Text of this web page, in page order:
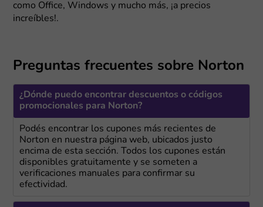
como Office, Windows y mucho más, ¡a precios
increíbles!.
Preguntas frecuentes sobre Norton
¿Dónde puedo encontrar descuentos o códigos
promocionales para Norton?
Podés encontrar los cupones más recientes de
Norton en nuestra página web, ubicados justo
encima de esta sección. Todos los cupones están
disponibles gratuitamente y se someten a
verificaciones manuales para confirmar su
efectividad.